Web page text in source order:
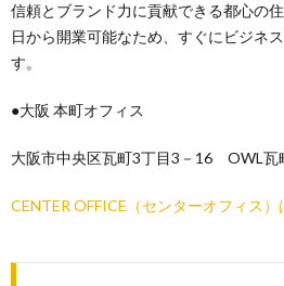
信頼とブランド力に貢献できる都心の
日から開業可能なため、すぐにビジネ
す。
●大阪 本町オフィス
大阪市中央区瓦町3丁目3－16 OWL瓦
CENTER OFFICE（センターオフィス）